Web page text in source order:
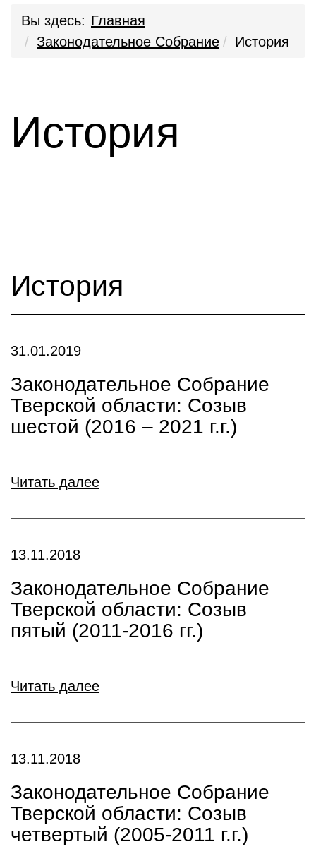
Вы здесь: Главная
Законодательное Собрание
История
История
История
31.01.2019
Законодательное Собрание
Тверской области: Созыв
шестой (2016 – 2021 г.г.)
Читать далее
13.11.2018
Законодательное Собрание
Тверской области: Созыв
пятый (2011-2016 гг.)
Читать далее
13.11.2018
Законодательное Собрание
Тверской области: Созыв
четвертый (2005-2011 г.г.)